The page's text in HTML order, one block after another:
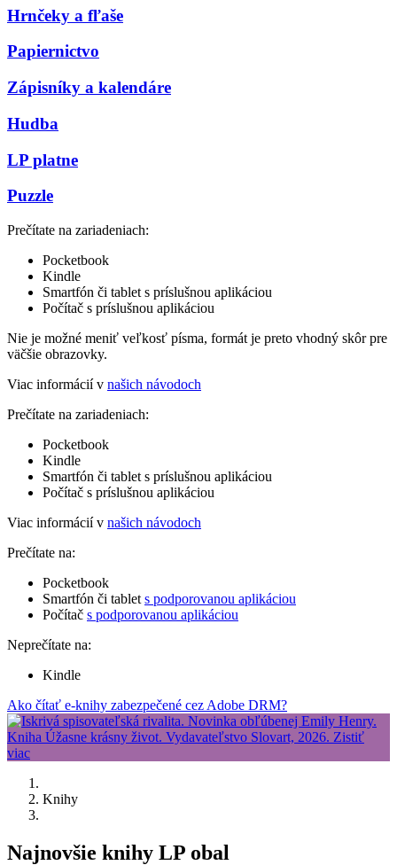
Hrnčeky a fľaše
Papiernictvo
Zápisníky a kalendáre
Hudba
LP platne
Puzzle
Prečítate na zariadeniach:
Pocketbook
Kindle
Smartfón či tablet s príslušnou aplikáciou
Počítač s príslušnou aplikáciou
Nie je možné meniť veľkosť písma, formát je preto vhodný skôr pre
väčšie obrazovky.
Viac informácií v našich návodoch
Prečítate na zariadeniach:
Pocketbook
Kindle
Smartfón či tablet s príslušnou aplikáciou
Počítač s príslušnou aplikáciou
Viac informácií v našich návodoch
Prečítate na:
Pocketbook
Smartfón či tablet s podporovanou aplikáciou
Počítač s podporovanou aplikáciou
Neprečítate na:
Kindle
Ako čítať e-knihy zabezpečené cez Adobe DRM?
Knihy
Najnovšie knihy LP obal